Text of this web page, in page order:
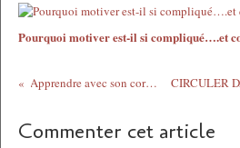
Pourquoi motiver est-il si compliqué….et
Apprendre avec son corps c'est le pied!
Commenter cet article